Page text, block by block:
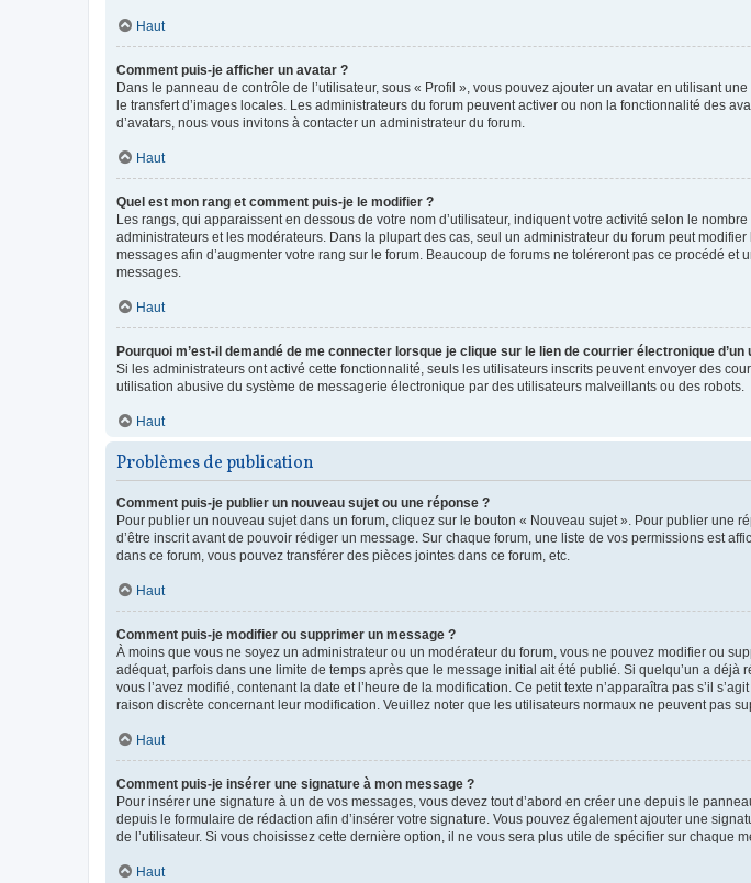
Haut
Comment puis-je afficher un avatar ?
Dans le panneau de contrôle de l’utilisateur, sous « Profil », vous pouvez ajouter un avatar en utilisant
le transfert d’images locales. Les administrateurs du forum peuvent activer ou non la fonctionnalité des
d’avatars, nous vous invitons à contacter un administrateur du forum.
Haut
Quel est mon rang et comment puis-je le modifier ?
Les rangs, qui apparaissent en dessous de votre nom d’utilisateur, indiquent votre activité selon le
administrateurs et les modérateurs. Dans la plupart des cas, seul un administrateur du forum peut
messages afin d’augmenter votre rang sur le forum. Beaucoup de forums ne toléreront pas ce procédé
messages.
Haut
Pourquoi m’est-il demandé de me connecter lorsque je clique sur le lien de courrier électronique d’un
Si les administrateurs ont activé cette fonctionnalité, seuls les utilisateurs inscrits peuvent envoyer des
utilisation abusive du système de messagerie électronique par des utilisateurs malveillants ou des robots.
Haut
Problèmes de publication
Comment puis-je publier un nouveau sujet ou une réponse ?
Pour publier un nouveau sujet dans un forum, cliquez sur le bouton « Nouveau sujet ». Pour publier une
d’être inscrit avant de pouvoir rédiger un message. Sur chaque forum, une liste de vos permissions est
dans ce forum, vous pouvez transférer des pièces jointes dans ce forum, etc.
Haut
Comment puis-je modifier ou supprimer un message ?
À moins que vous ne soyez un administrateur ou un modérateur du forum, vous ne pouvez modifier ou
adéquat, parfois dans une limite de temps après que le message initial ait été publié. Si quelqu’un a
vous l’avez modifié, contenant la date et l’heure de la modification. Ce petit texte n’apparaîtra pas s’il
raison discrète concernant leur modification. Veuillez noter que les utilisateurs normaux ne peuvent pas
Haut
Comment puis-je insérer une signature à mon message ?
Pour insérer une signature à un de vos messages, vous devez tout d’abord en créer une depuis le
depuis le formulaire de rédaction afin d’insérer votre signature. Vous pouvez également ajouter une
de l’utilisateur. Si vous choisissez cette dernière option, il ne vous sera plus utile de spécifier sur chaque
Haut